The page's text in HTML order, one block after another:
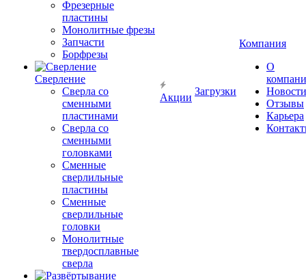
Фрезерные
пластины
Монолитные фрезы
Запчасти
Борфрезы
Сверление
Сверла со
сменными
пластинами
Сверла со
сменными
головками
Сменные
сверлильные
пластины
Сменные
сверлильные
головки
Монолитные
твердосплавные
сверла
Акции
Загрузки
Компания
О
Новости
Отзывы
Карьера